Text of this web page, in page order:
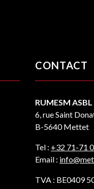
CONTACT
RUMESM
6, rue Saint
B-5640 Mettet
Tel : +32 71-71
Email :
TVA : BE0409